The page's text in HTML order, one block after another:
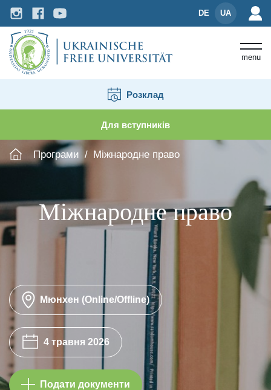
DE UA
menu
Розклад
Для вступників
Програми Міжнародне право
Міжнародне право
Мюнхен (Online/Offline)
4 травня 2026
Подати документи